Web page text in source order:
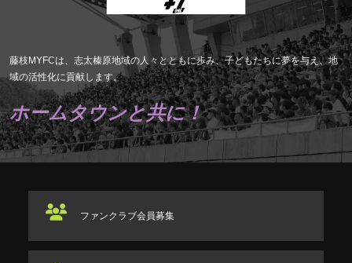
藤枝MYFCは、志太榛原地域の人々とともに歩み、子どもたちに夢を与え、地
域の活性化に貢献します。
ホームタウンと共に！
ファンクラブ会員募集